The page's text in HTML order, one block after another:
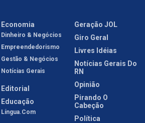
Economia
Dinheiro & Negócios
Empreendedorismo
Gestão & Negócios
Notícias Gerais
Editorial
Educação
Língua.com
Geração JOL
Giro Geral
Livres Idéias
Notícias Gerais Do
RN
Opinião
Pirando O
Cabeção
Política